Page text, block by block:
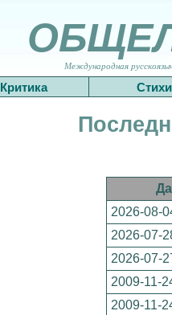
Международная
Критика Стихи
2026-08-
2026-07-
2026-07-
2009-11-
2009-11-